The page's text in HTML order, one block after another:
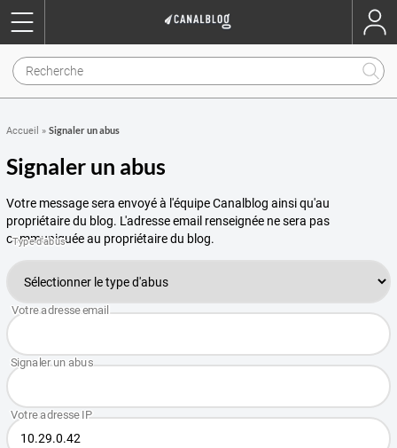
Accueil » Signaler un abus
Signaler un abus
Votre message sera envoyé à l'équipe Canalblog ainsi qu'au
propriétaire du blog. L'adresse email renseignée ne sera pas
communiquée au propriétaire du blog.